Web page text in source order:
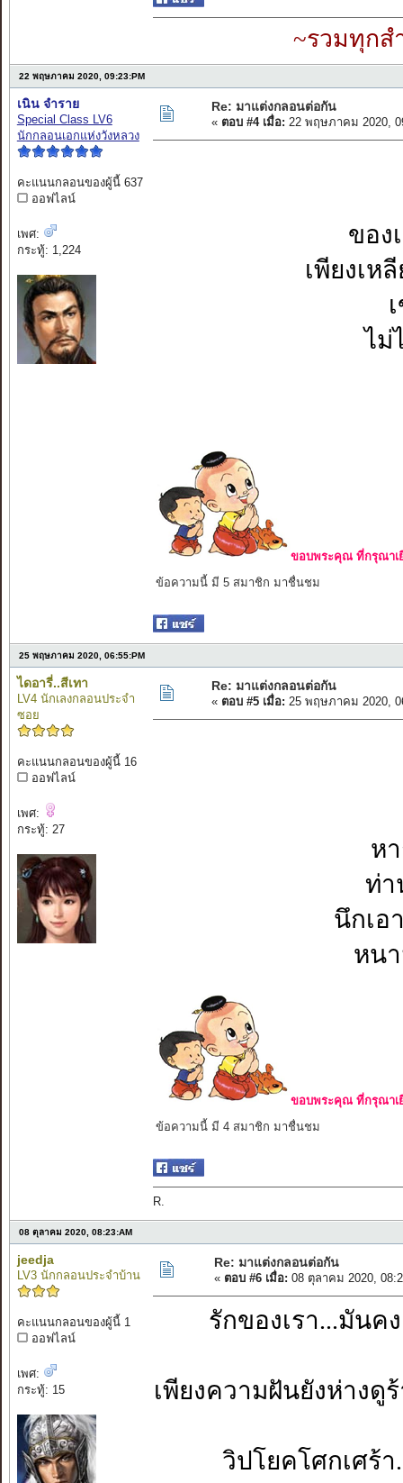
~รวมทุกส
22 พฤษภาคม 2020, 09:23:PM
เนิน จำราย
Special Class LV6
นักกลอนเอกแห่งวังหลวง
คะแนนกลอนของผู้นี้ 637
ออฟไลน์
เพศ:
กระทู้: 1,224
Re: มาแต่งกลอนต่อกัน
« ตอบ #4 เมื่อ: 22 พฤษภาคม 2020,
ของ
เพียงเห
ไม่
ขอบพระคุณ ที่กรุณาเ
ข้อความนี้ มี 5 สมาชิก มาชื่นชม
25 พฤษภาคม 2020, 06:55:PM
ไดอารี่..สีเทา
LV4 นักเลงกลอนประจำ
ซอย
คะแนนกลอนของผู้นี้ 16
ออฟไลน์
เพศ:
กระทู้: 27
Re: มาแต่งกลอนต่อกัน
« ตอบ #5 เมื่อ: 25 พฤษภาคม 2020,
ห
ท่า
นึกเอ
หน
ขอบพระคุณ ที่กรุณาเ
ข้อความนี้ มี 4 สมาชิก มาชื่นชม
R.
08 ตุลาคม 2020, 08:23:AM
jeedja
LV3 นักกลอนประจำบ้าน
คะแนนกลอนของผู้นี้ 1
ออฟไลน์
เพศ:
กระทู้: 15
Re: มาแต่งกลอนต่อกัน
« ตอบ #6 เมื่อ: 08 ตุลาคม 2020,
รักของเรา...มัน
เพียงความฝันยังห่
วิปโยคโศกเศร้